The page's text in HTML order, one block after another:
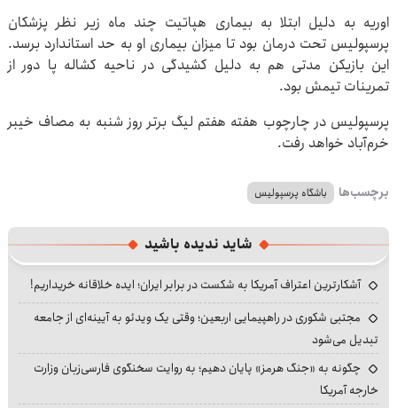
اوریه به دلیل ابتلا به بیماری هپاتیت چند ماه زیر نظر پزشکان
پرسپولیس تحت درمان بود تا میزان بیماری او به حد استاندارد برسد.
این بازیکن مدتی هم به دلیل کشیدگی در ناحیه کشاله پا دور از
تمرینات تیمش بود.
پرسپولیس در چارچوب هفته هفتم لیگ برتر روز شنبه به مصاف خیبر
خرم‌آباد خواهد رفت.
برچسب‌ها باشگاه پرسپولیس
شاید ندیده باشید
آشکارترین اعتراف آمریکا به شکست در برابر ایران؛ ایده خلاقانه خریداریم!
مجتبی شکوری در راهپیمایی اربعین؛ وقتی یک ویدئو به آیینه‌ای از جامعه
تبدیل می‌شود
چگونه به «جنگ هرمز» پایان دهیم؛ به روایت سخنگوی فارسی‌زبان وزارت
خارجه آمریکا